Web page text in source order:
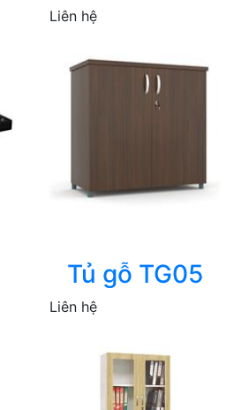
Liên hệ
Tủ gỗ TG05
Liên hệ